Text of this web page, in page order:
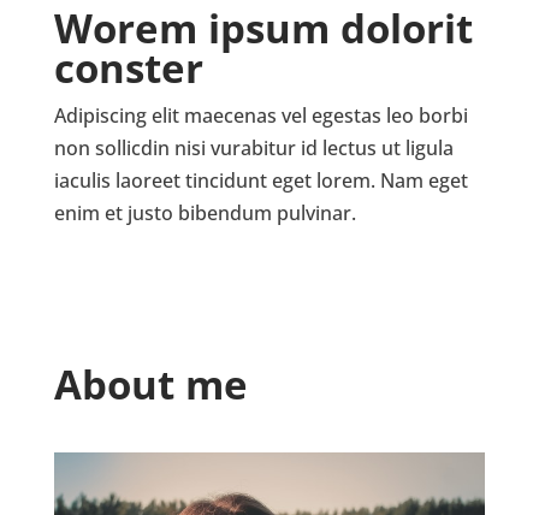
Worem ipsum dolorit
conster
Adipiscing elit maecenas vel egestas leo borbi
non sollicdin nisi vurabitur id lectus ut ligula
iaculis laoreet tincidunt eget lorem. Nam eget
enim et justo bibendum pulvinar.
About me